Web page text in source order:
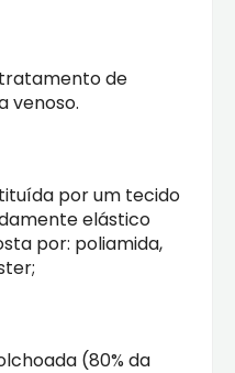
de
venoso.
por um tecido
elástico
por: poliamida,
(80% da